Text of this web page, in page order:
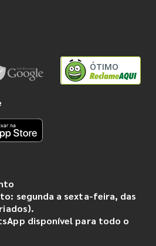
ÓTIMO
segunda a sexta-feira, das
disponível para todo o